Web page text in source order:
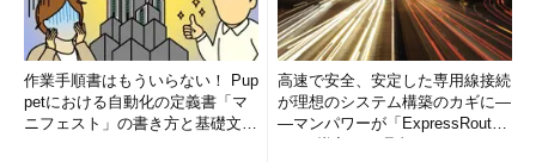
作業手順書はもういらない！ Pup
petにおける自動化の定義書「マ
ニフェスト」の書き方と基礎文法
高速で安全、安定した専用線接続
が理想のシステム構築のカギに―
―マンパワーが「ExpressRout